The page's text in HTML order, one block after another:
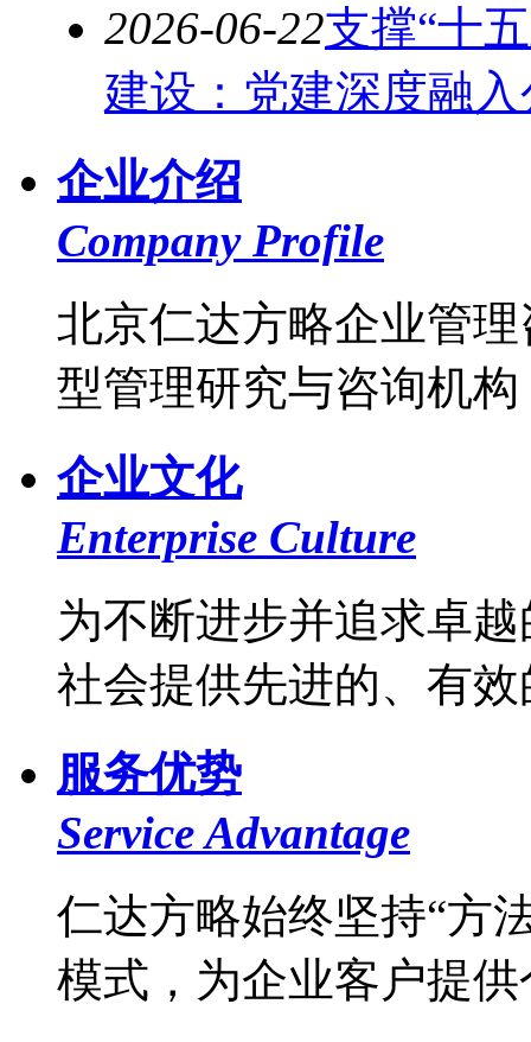
2026-06-22支撑“十
建设：党建深度融
企业介绍
Company Profile
北京仁达方略企业管
型管理研究与咨询机
企业文化
Enterprise Culture
为不断进步并追求卓
社会提供先进的、有效
服务优势
Service Advantage
仁达方略始终坚持“方
模式，为企业客户提